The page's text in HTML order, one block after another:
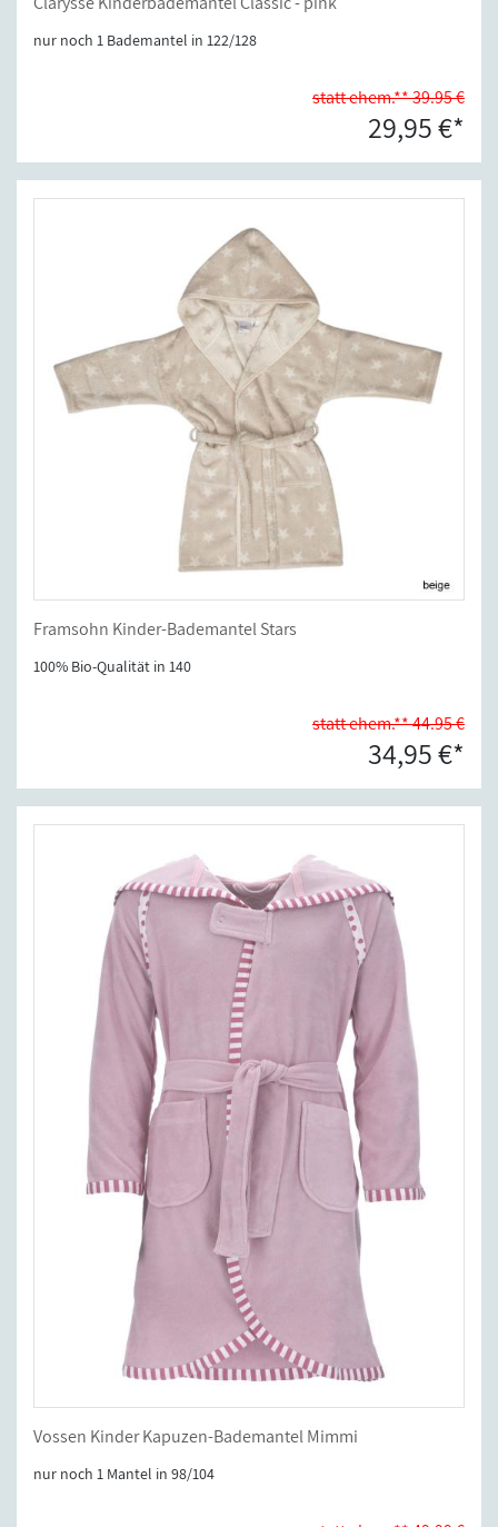
nur noch 1 Bademantel in 122/128
statt ehem.** 39.95 €
29,95 €*
Framsohn Kinder-Bademantel Stars
100% Bio-Qualität in 140
statt ehem.** 44.95 €
34,95 €*
Vossen Kinder Kapuzen-Bademantel Mimmi
nur noch 1 Mantel in 98/104